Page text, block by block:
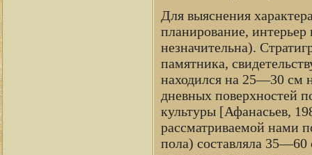
Для выяснения
планирование,
незначительна).
памятника,
находился на 25—30 см
дневных поверхностей
культуры [Афанасьев,
рассматриваемой нами
пола) составляла 35—60